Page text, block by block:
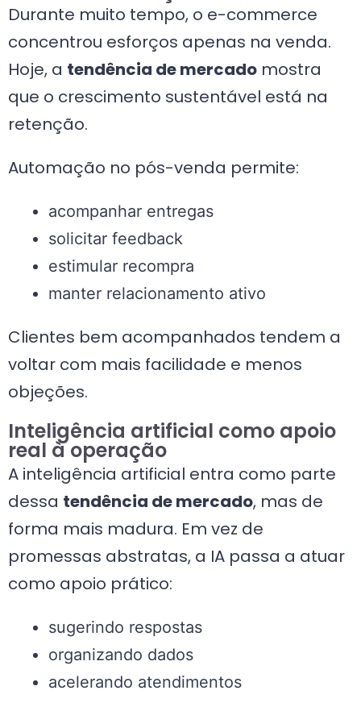
Durante muito tempo, o e-commerce
concentrou esforços apenas na venda.
Hoje, a tendência de mercado mostra
que o crescimento sustentável está na
retenção.
Automação no pós-venda permite:
acompanhar entregas
solicitar feedback
estimular recompra
manter relacionamento ativo
Clientes bem acompanhados tendem a
voltar com mais facilidade e menos
objeções.
Inteligência artificial como apoio
real à operação
A inteligência artificial entra como parte
dessa tendência de mercado, mas de
forma mais madura. Em vez de
promessas abstratas, a IA passa a atuar
como apoio prático:
sugerindo respostas
organizando dados
acelerando atendimentos